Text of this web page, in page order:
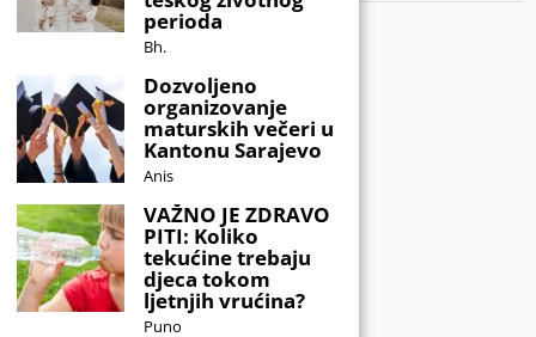
perioda
Bh.
Dozvoljeno
organizovanje
maturskih večeri u
Kantonu Sarajevo
Anis
VAŽNO JE ZDRAVO
PITI: Koliko
tekućine trebaju
djeca tokom
ljetnjih vrućina?
Puno